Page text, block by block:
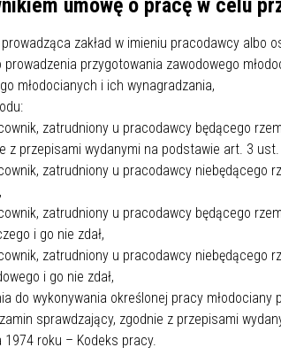
PLAN OGÓLNY
KAMPANIA EDUKACYJNO-
PROJEKTU ZAGŁĘBIOWSKI
INFORMACJE MOPS
URZĄD SKARBOWY
UCZNIÓW
ZAKŁADANIE PLACÓWEK
NIEPUBLICZNYCH
PAŃSTWOWA SZKOŁA
I ST. IM. FRYDERYKA
MIĘDZYZAKŁADOWA KASA
PRACOWNIKÓW OŚWIATY
„PRZYJAZNA SZKOŁA”
umowę o pracę w celu
zakład w imieniu pracodawcy albo
przygotowania zawodowego
młodocianych i ich wynagradzania,
zatrudniony u pracodawcy będącego
z przepisami wydanymi na podstawie art. 3
zatrudniony u pracodawcy niebędącego
zatrudniony u pracodawcy będącego
i go nie zdał,
zatrudniony u pracodawcy niebędącego
i go nie zdał,
do wykonywania określonej pracy młodociany
sprawdzający, zgodnie z przepisami
roku – Kodeks pracy.